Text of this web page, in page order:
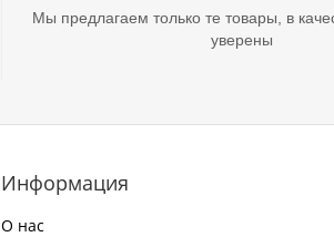
Мы предлагаем только те товары, в
уверены
Информация
О нас